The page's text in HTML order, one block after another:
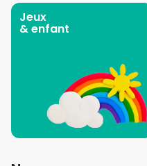
Jeux
& enfant